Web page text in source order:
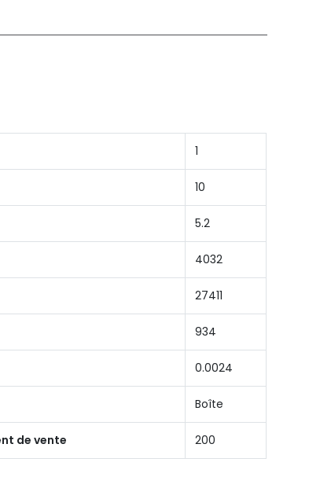
1
10
5.2
4032
27411
934
0.0024
Boîte
de vente 200